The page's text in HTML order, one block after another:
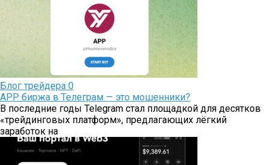
Блог трейдера 0
APP биржа в Телеграм — это мошенники?
В последние годы Telegram стал площадкой для десятков
«трейдинговых платформ», предлагающих лёгкий
заработок на